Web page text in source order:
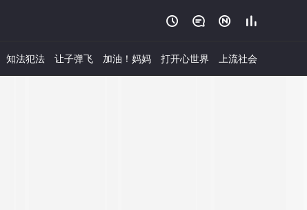
   
知法犯法 让子弹飞 加油！妈妈 打开心世界 上流社会